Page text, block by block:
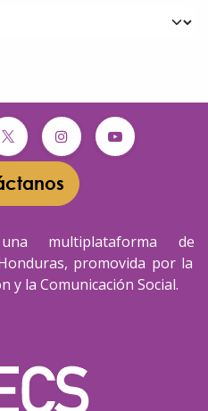
multiplataforma de
promovida por la
y la Comunicación Social.